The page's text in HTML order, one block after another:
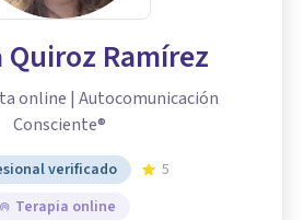
Quiroz Ramírez
online | Autocomunicación
Consciente®
verificado
5
Terapia online